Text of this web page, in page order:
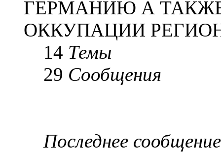
ГЕРМАНИЮ А
ОККУПАЦИИ
14 Темы
29 Сообщения
Последнее сообщение